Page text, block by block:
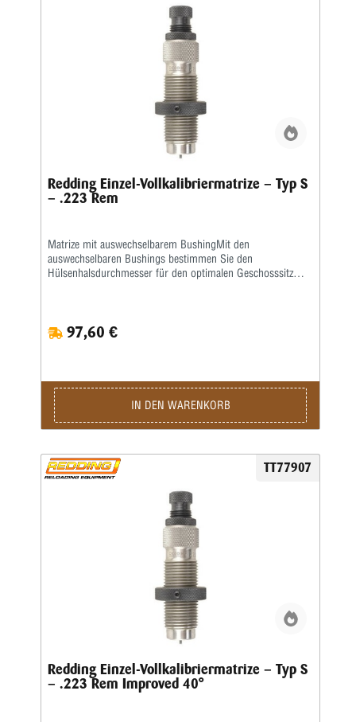
Redding Einzel-Vollkalibriermatrize – Typ S
– .223 Rem
Matrize mit auswechselbarem BushingMit den
auswechselbaren Bushings bestimmen Sie den
Hülsenhalsdurchmesser für den optimalen Geschosssitz
Body Die- Standard-SetzmatrizeDie Bushings sind nicht im
Satz enthalten, bitte extra ordern.
97,60 €
IN DEN WARENKORB
TT77907
Redding Einzel-Vollkalibriermatrize – Typ S
– .223 Rem Improved 40°